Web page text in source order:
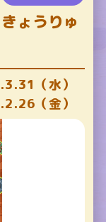
ょうりゅ
（水）
（金）